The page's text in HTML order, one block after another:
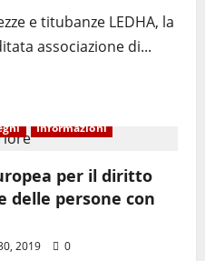
e titubanze LEDHA, la
associazione di...
Informazioni
per il diritto
delle persone con
2019 0